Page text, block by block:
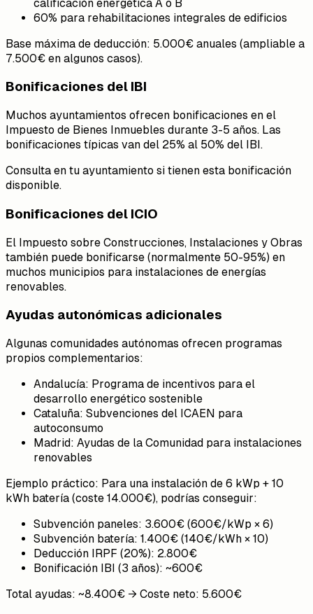
calificación energética A o B
60% para rehabilitaciones integrales de edificios
Base máxima de deducción: 5.000€ anuales (ampliable a
7.500€ en algunos casos).
Bonificaciones del IBI
Muchos ayuntamientos ofrecen bonificaciones en el
Impuesto de Bienes Inmuebles durante 3-5 años. Las
bonificaciones típicas van del 25% al 50% del IBI.
Consulta en tu ayuntamiento si tienen esta bonificación
disponible.
Bonificaciones del ICIO
El Impuesto sobre Construcciones, Instalaciones y Obras
también puede bonificarse (normalmente 50-95%) en
muchos municipios para instalaciones de energías
renovables.
Ayudas autonómicas adicionales
Algunas comunidades autónomas ofrecen programas
propios complementarios:
Andalucía: Programa de incentivos para el
desarrollo energético sostenible
Cataluña: Subvenciones del ICAEN para
autoconsumo
Madrid: Ayudas de la Comunidad para instalaciones
renovables
Ejemplo práctico: Para una instalación de 6 kWp + 10
kWh batería (coste 14.000€), podrías conseguir:
Subvención paneles: 3.600€ (600€/kWp × 6)
Subvención batería: 1.400€ (140€/kWh × 10)
Deducción IRPF (20%): 2.800€
Bonificación IBI (3 años): ~600€
Total ayudas: ~8.400€ → Coste neto: 5.600€